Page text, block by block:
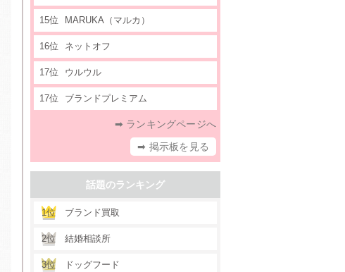
15位 MARUKA（マルカ）
16位 ネットオフ
17位 ウルウル
17位 ブランドプレミアム
➡ ランキングページへ
➡ 掲示板を見る
話題のランキング
1位 ブランド買取
2位 結婚相談所
3位 ドッグフード